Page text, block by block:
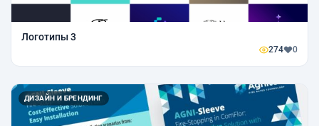
Логотипы 3
274 0
ДИЗАЙН И БРЕНДИНГ